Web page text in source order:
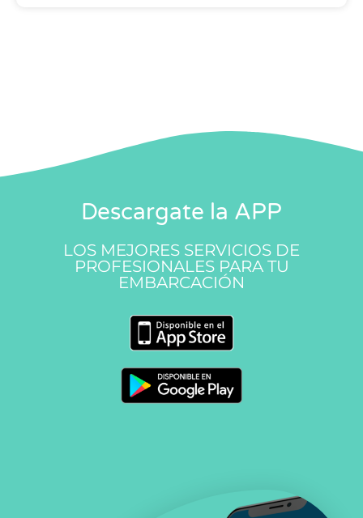
Descargate la APP
LOS MEJORES SERVICIOS DE
PROFESIONALES PARA TU
EMBARCACIÓN